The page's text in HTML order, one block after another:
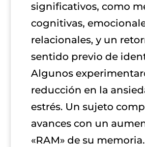
significativos, como
cognitivas,
relacionales, y un
sentido previo de
Algunos
reducción en la
estrés. Un sujeto
avances con un
«RAM» de su